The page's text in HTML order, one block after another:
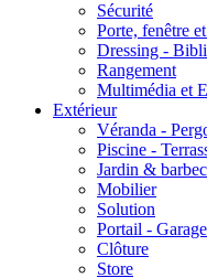
Sécurité
Porte, fenêtre
Dressing -
Rangement
Multimédia et
Extérieur
Véranda -
Piscine -
Jardin &
Mobilier
Solution
Portail - Garage
Clôture
Store